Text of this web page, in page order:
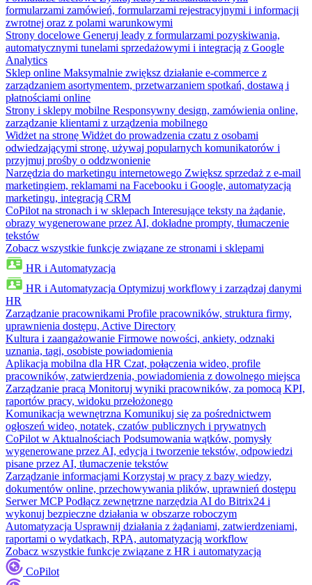
formularzami zamówień, formularzami rejestracyjnymi i informacji
zwrotnej oraz z polami warunkowymi
Strony docelowe Generuj leady z formularzami pozyskiwania,
automatycznymi tunelami sprzedażowymi i integracją z Google
Analytics
Sklep online Maksymalnie zwiększ działanie e-commerce z
zarządzaniem asortymentem, przetwarzaniem spotkań, dostawą i
płatnościami online
Strony i sklepy mobilne Responsywny design, zamówienia online,
zarządzanie klientami z urządzenia mobilnego
Widżet na stronę Widżet do prowadzenia czatu z osobami
odwiedzającymi stronę, używaj popularnych komunikatorów i
przyjmuj prośby o oddzwonienie
Narzędzia do marketingu internetowego Zwiększ sprzedaż z e-mail
marketingiem, reklamami na Facebooku i Google, automatyzacją
marketingu, integracją CRM
CoPilot na stronach i w sklepach Interesujące teksty na żądanie,
obrazy wygenerowane przez AI, dokładne prompty, tłumaczenie
tekstów
Zobacz wszystkie funkcje związane ze stronami i sklepami
HR i Automatyzacja
HR i Automatyzacja Optymizuj workflowy i zarządzaj danymi
HR
Zarządzanie pracownikami Profile pracowników, struktura firmy,
uprawnienia dostępu, Active Directory
Kultura i zaangażowanie Firmowe nowości, ankiety, odznaki
uznania, tagi, osobiste powiadomienia
Aplikacja mobilna dla HR Czat, połączenia wideo, profile
pracowników, zatwierdzenia, powiadomienia z dowolnego miejsca
Zarządzanie pracą Monitoruj wyniki pracowników, za pomocą KPI,
raportów pracy, widoku przełożonego
Komunikacja wewnętrzna Komunikuj się za pośrednictwem
ogłoszeń wideo, notatek, czatów publicznych i prywatnych
CoPilot w Aktualnościach Podsumowania wątków, pomysły
wygenerowane przez AI, edycja i tworzenie tekstów, odpowiedzi
pisane przez AI, tłumaczenie tekstów
Zarządzanie informacjami Korzystaj w pracy z bazy wiedzy,
dokumentów online, przechowywania plików, uprawnień dostępu
Serwer MCP Podłącz zewnętrzne narzędzia AI do Bitrix24 i
wykonuj bezpieczne działania w obszarze roboczym
Automatyzacja Usprawnij działania z żądaniami, zatwierdzeniami,
raportami o wydatkach, RPA, automatyzacją workflow
Zobacz wszystkie funkcje związane z HR i automatyzacją
CoPilot